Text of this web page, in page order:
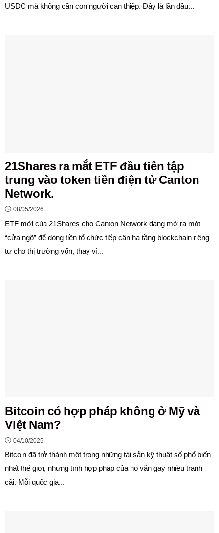
USDC mà không cần con người can thiệp. Đây là lần đầu...
21Shares ra mắt ETF đầu tiên tập
trung vào token tiền điện tử Canton
Network.
08/05/2026
ETF mới của 21Shares cho Canton Network đang mở ra một
“cửa ngõ” để dòng tiền tổ chức tiếp cận hạ tầng blockchain riêng
tư cho thị trường vốn, thay vì...
Bitcoin có hợp pháp không ở Mỹ và
Việt Nam?
04/10/2025
Bitcoin đã trở thành một trong những tài sản kỹ thuật số phổ biến
nhất thế giới, nhưng tính hợp pháp của nó vẫn gây nhiều tranh
cãi. Mỗi quốc gia...